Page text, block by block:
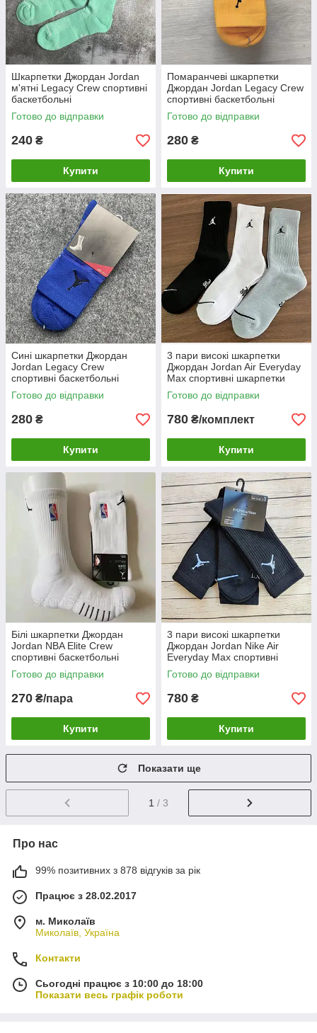
Шкарпетки Джордан Jordan
м'ятні Legacy Crew спортивні
баскетбольні
Готово до відправки
240 ₴
Купити
Помаранчеві шкарпетки
Джордан Jordan Legacy Crew
спортивні баскетбольні
Готово до відправки
280 ₴
Купити
Сині шкарпетки Джордан
Jordan Legacy Crew
спортивні баскетбольні
Готово до відправки
280 ₴
Купити
3 пари високі шкарпетки
Джордан Jordan Air Everyday
Max спортивні шкарпетки
Готово до відправки
780 ₴/комплект
Купити
Білі шкарпетки Джордан
Jordan NBA Elite Crew
спортивні баскетбольні
Готово до відправки
270 ₴/пара
Купити
3 пари високі шкарпетки
Джордан Jordan Nike Air
Everyday Max спортивні
M(38-42)
Готово до відправки
780 ₴
Купити
Показати ще
1 / 3
Про нас
99% позитивних з 878 відгуків за рік
Працює з 28.02.2017
м. Миколаїв
Миколаїв, Україна
Контакти
Сьогодні працює з 10:00 до 18:00
Показати весь графік роботи